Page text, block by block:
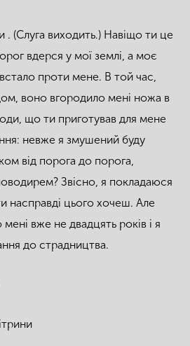
. (Слуга виходить.) Навіщо ти це
вдерся у мої землі, а моє
проти мене. В той час,
воно вгородило мені ножа в
що ти приготував для мене
невже я змушений буду
від порога до порога,
Звісно, я покладаюся
насправді цього хочеш. Але
вже не двадцять років і я
до страдництва.